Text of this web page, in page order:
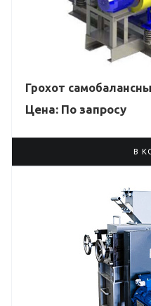
Грохот
Цена: По запросу
В